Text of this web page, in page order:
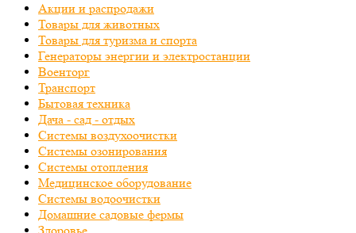
Акции и распродажи
Товары для животных
Товары для туризма и спорта
Генераторы энергии и электростанции
Военторг
Транспорт
Бытовая техника
Дача - сад - отдых
Системы воздухоочистки
Системы озонирования
Системы отопления
Медицинское оборудование
Системы водоочистки
Домашние садовые фермы